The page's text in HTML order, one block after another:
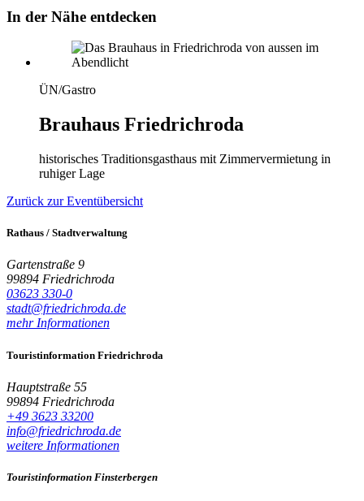
In der Nähe entdecken
ÜN/Gastro
Brauhaus Friedrichroda
historisches Traditionsgasthaus mit Zimmervermietung in
ruhiger Lage
Zurück zur Eventübersicht
Rathaus / Stadtverwaltung
Gartenstraße 9
99894 Friedrichroda
03623 330-0
stadt@friedrichroda.de
mehr Informationen
Touristinformation Friedrichroda
Hauptstraße 55
99894 Friedrichroda
+49 3623 33200
info@friedrichroda.de
weitere Informationen
Touristinformation Finsterbergen